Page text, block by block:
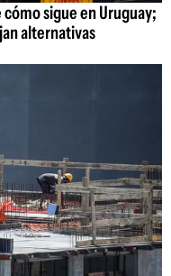
sigue en Uruguay;
alternativas